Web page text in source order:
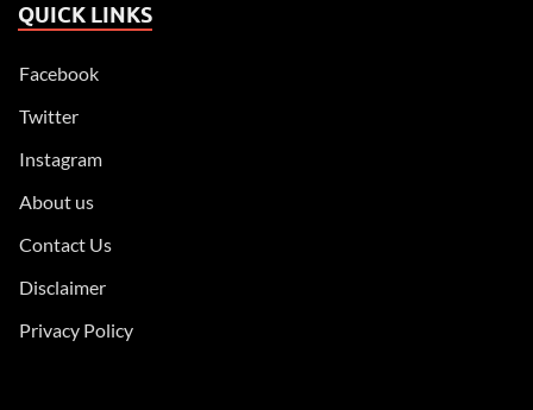
QUICK LINKS
Facebook
Twitter
Instagram
About us
Contact Us
Disclaimer
Privacy Policy